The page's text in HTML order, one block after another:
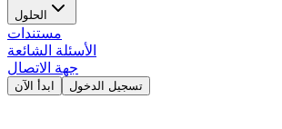
الحلول
مستندات
الأسئلة الشائعة
جهة الاتصال
ابدأ الآن تسجيل الدخول